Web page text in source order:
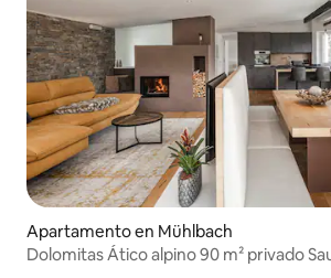
Apartamento en Mühlbach
Dolomitas Ático alpino 90 m² privado